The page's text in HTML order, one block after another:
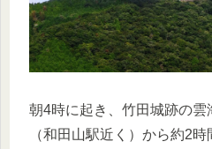
朝4時に起き、竹田城跡の
（和田山駅近く）から約2時